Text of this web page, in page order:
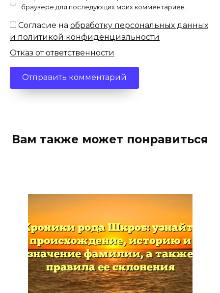
браузере для последующих моих комментариев.
Согласие на обработку персональных данных
и политикой конфиденциальности
Отказ от ответственности
Вам также может понравиться